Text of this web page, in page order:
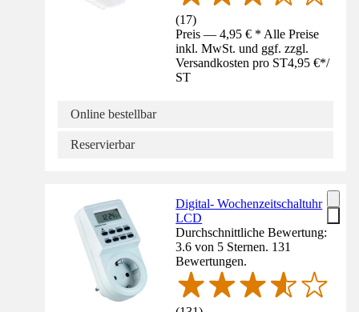
(17)
Preis — 4,95 € * Alle Preise
inkl. MwSt. und ggf. zzgl.
Versandkosten pro ST4,95 €*/
ST
Online bestellbar
Reservierbar
Digital- Wochenzeitschaltuhr
LCD
Durchschnittliche Bewertung:
3.6 von 5 Sternen. 131
Bewertungen.